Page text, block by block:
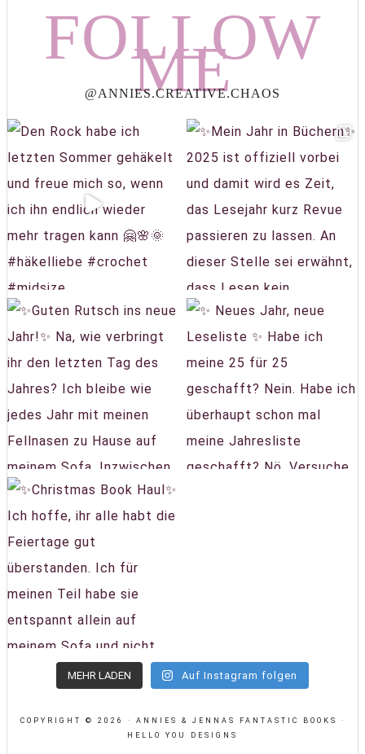
FOLLOW
ME
@ANNIES.CREATIVE.CHAOS
MEHR LADEN Auf Instagram folgen
COPYRIGHT © 2026 · ANNIES & JENNAS FANTASTIC BOOKS ·
HELLO YOU DESIGNS